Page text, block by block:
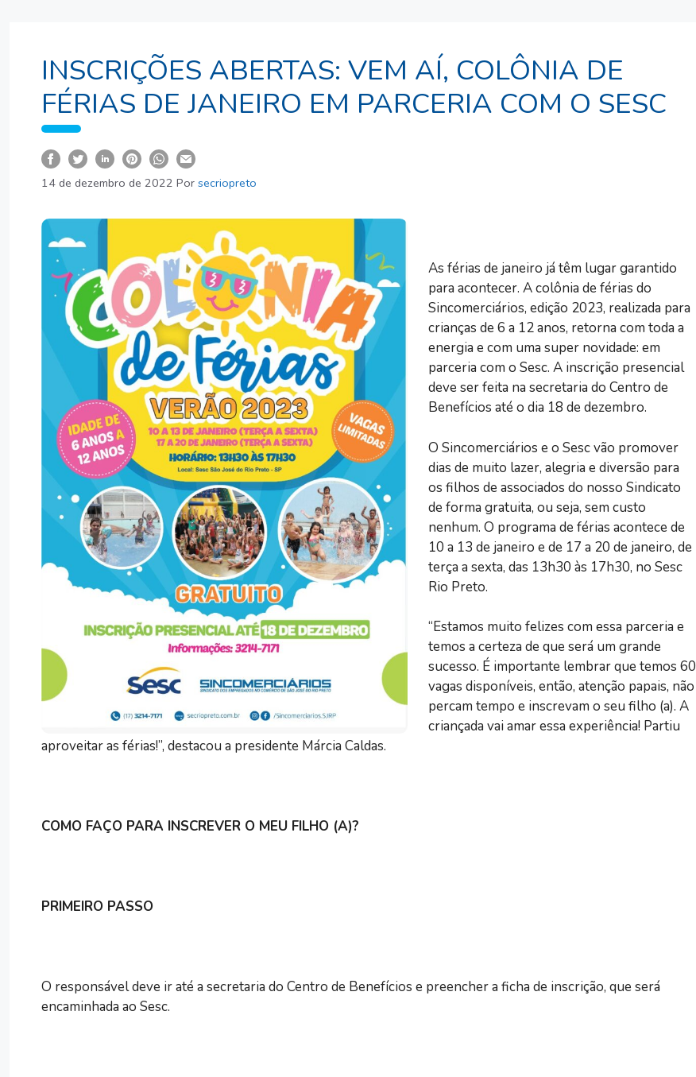
INSCRIÇÕES ABERTAS: VEM AÍ, COLÔNIA DE
FÉRIAS DE JANEIRO EM PARCERIA COM O SESC
14 de dezembro de 2022 Por secriopreto
As férias de janeiro já têm lugar garantido
para acontecer. A colônia de férias do
Sincomerciários, edição 2023, realizada para
crianças de 6 a 12 anos, retorna com toda a
energia e com uma super novidade: em
parceria com o Sesc. A inscrição presencial
deve ser feita na secretaria do Centro de
Benefícios até o dia 18 de dezembro.
O Sincomerciários e o Sesc vão promover
dias de muito lazer, alegria e diversão para
os filhos de associados do nosso Sindicato
de forma gratuita, ou seja, sem custo
nenhum. O programa de férias acontece de
10 a 13 de janeiro e de 17 a 20 de janeiro, de
terça a sexta, das 13h30 às 17h30, no Sesc
Rio Preto.
“Estamos muito felizes com essa parceria e
temos a certeza de que será um grande
sucesso. É importante lembrar que temos 60
vagas disponíveis, então, atenção papais, não
percam tempo e inscrevam o seu filho (a). A
criançada vai amar essa experiência! Partiu
aproveitar as férias!”, destacou a presidente Márcia Caldas.
COMO FAÇO PARA INSCREVER O MEU FILHO (A)?
PRIMEIRO PASSO
O responsável deve ir até a secretaria do Centro de Benefícios e preencher a ficha de inscrição, que será
encaminhada ao Sesc.